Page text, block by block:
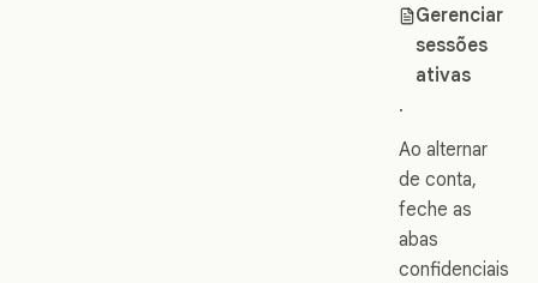
Gerenciar
sessões
ativas
.
Ao alternar
de conta,
feche as
abas
confidenciais